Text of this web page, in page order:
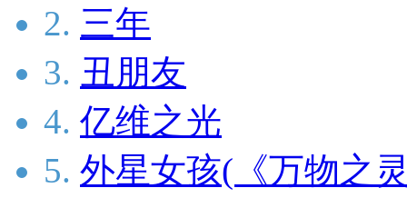
2. 三年
3. 丑朋友
4. 亿维之光
5. 外星女孩(《万物之